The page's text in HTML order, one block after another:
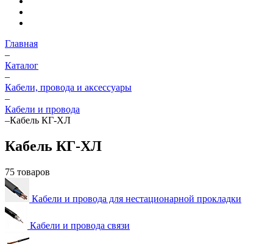
Главная
–
Каталог
–
Кабели, провода и аксессуары
–
Кабели и провода
–Кабель КГ-ХЛ
Кабель КГ-ХЛ
75 товаров
Кабели и провода для нестационарной прокладки
Кабели и провода связи